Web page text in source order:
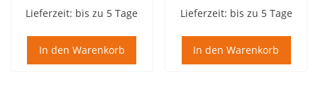
Lieferzeit: bis zu 5 Tage
In den Warenkorb
Lieferzeit: bis zu 5 Tage
In den Warenkorb